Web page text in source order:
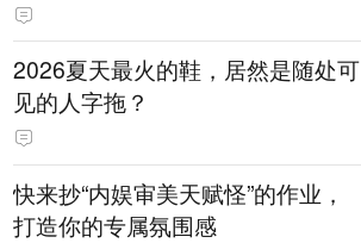
2026夏天最火的鞋，居然是随处可
见的人字拖？
快来抄“内娱审美天赋怪”的作业，
打造你的专属氛围感